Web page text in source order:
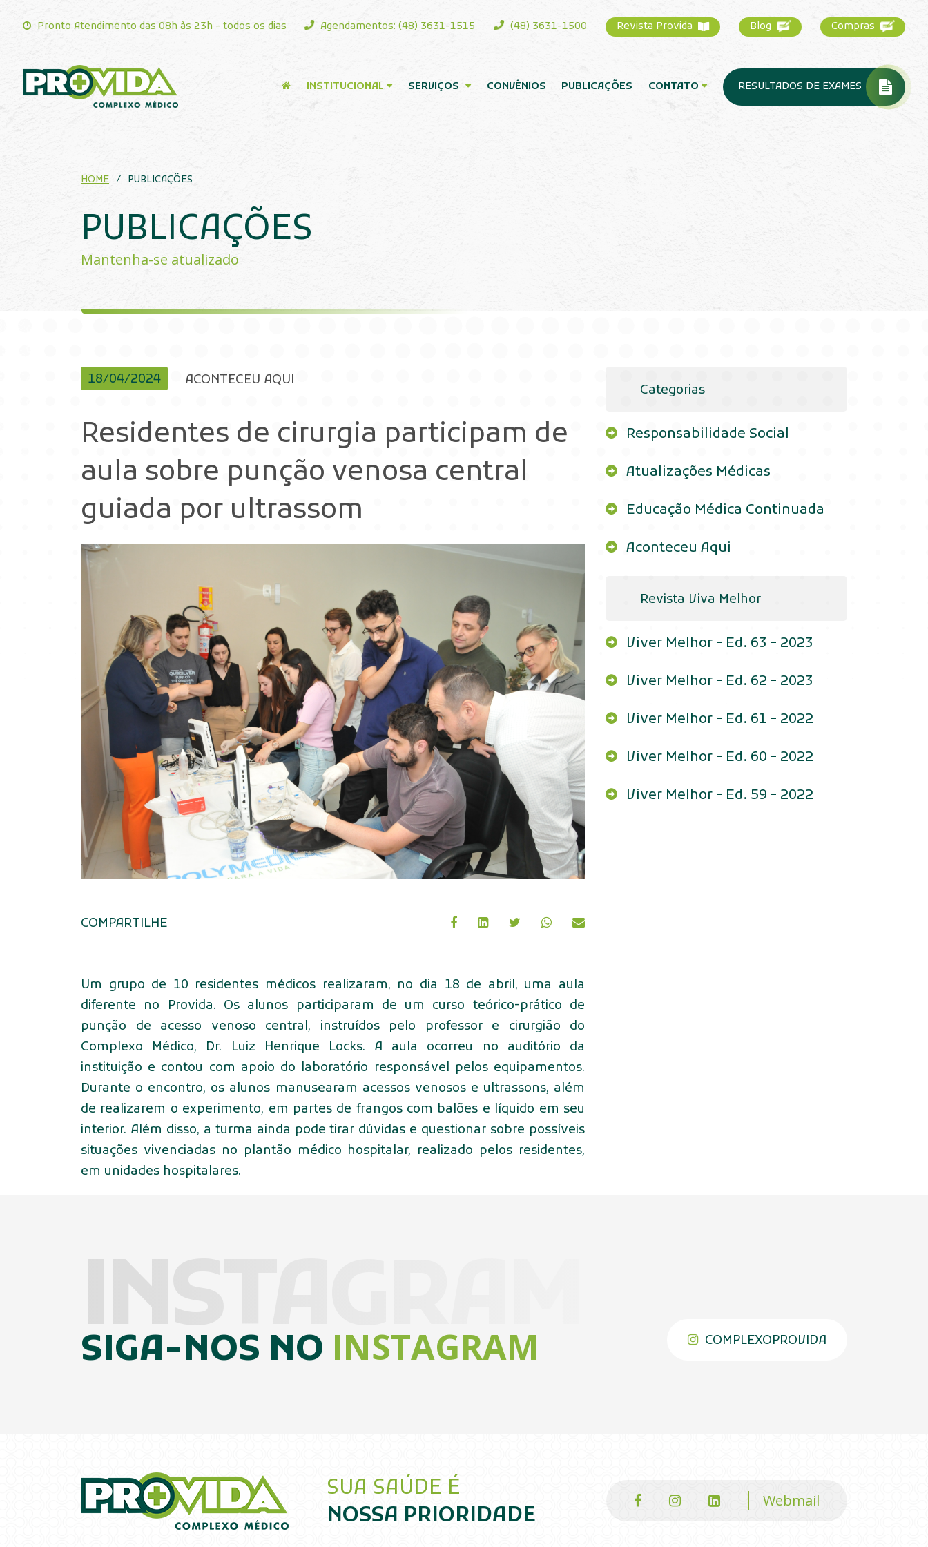
Pronto Atendimento das 08h às 23h - todos os dias Agendamentos: (48) 3631-1515 (48) 3631-1500 Revista Provida Blog
CONTATO RESULTADOS DE
HOME / PUBLICAÇÕES
PUBLICAÇÕES
Mantenha-se atualizado
18/04/2024 ACONTECEU AQUI
Residentes de cirurgia participam de
aula sobre punção venosa central
guiada por ultrassom
COMPARTILHE
Um grupo de 10 residentes médicos realizaram, no dia 18 de abril, uma aula
diferente no Provida. Os alunos participaram de um curso teórico-prático de
punção de acesso venoso central, instruídos pelo professor e cirurgião do
Complexo Médico, Dr. Luiz Henrique Locks. A aula ocorreu no auditório da
instituição e contou com apoio do laboratório responsável pelos equipamentos.
Durante o encontro, os alunos manusearam acessos venosos e ultrassons, além
de realizarem o experimento, em partes de frangos com balões e líquido em seu
interior. Além disso, a turma ainda pode tirar dúvidas e questionar sobre possíveis
situações vivenciadas no plantão médico hospitalar, realizado pelos residentes,
em unidades hospitalares.
Categorias
Responsabilidade Social
Atualizações Médicas
Educação Médica Continuada
Aconteceu Aqui
Revista Viva Melhor
Viver Melhor - Ed. 63 - 2023
Viver Melhor - Ed. 62 - 2023
Viver Melhor - Ed. 61 - 2022
Viver Melhor - Ed. 60 - 2022
Viver Melhor - Ed. 59 - 2022
INSTAGRAM
SIGA-NOS NO INSTAGRAM COMPLEXOPROVIDA
SUA SAÚDE É
NOSSA PRIORIDADE
Webmail